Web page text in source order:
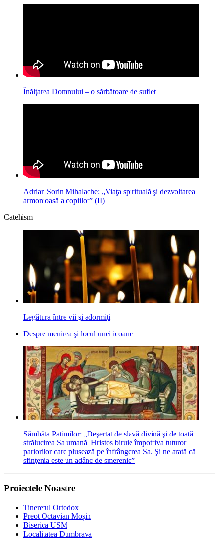
Înălţarea Domnului – o sărbătoare de suflet
Adrian Sorin Mihalache: „Viaţa spirituală şi dezvoltarea
armonioasă a copiilor” (II)
Catehism
Legătura între vii şi adormiţi
Despre menirea şi locul unei icoane
Sâmbăta Patimilor: „Deşertat de slavă divină şi de toată
strălucirea Sa umană, Hristos biruie împotriva tuturor
pariorilor care plusează pe înfrângerea Sa. Şi ne arată că
sfinţenia este un adânc de smerenie”
Proiectele Noastre
Tineretul Ortodox
Preot Octavian Moșin
Biserica USM
Localitatea Dumbrava